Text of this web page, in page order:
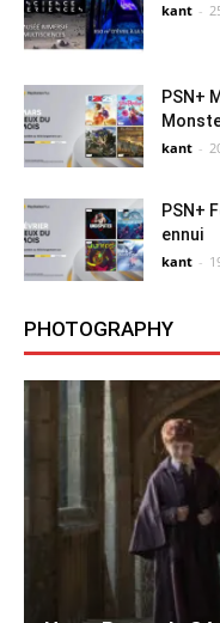
kant -
PSN+
kant -
PSN+
ennui
kant -
PHOTOGRAPHY